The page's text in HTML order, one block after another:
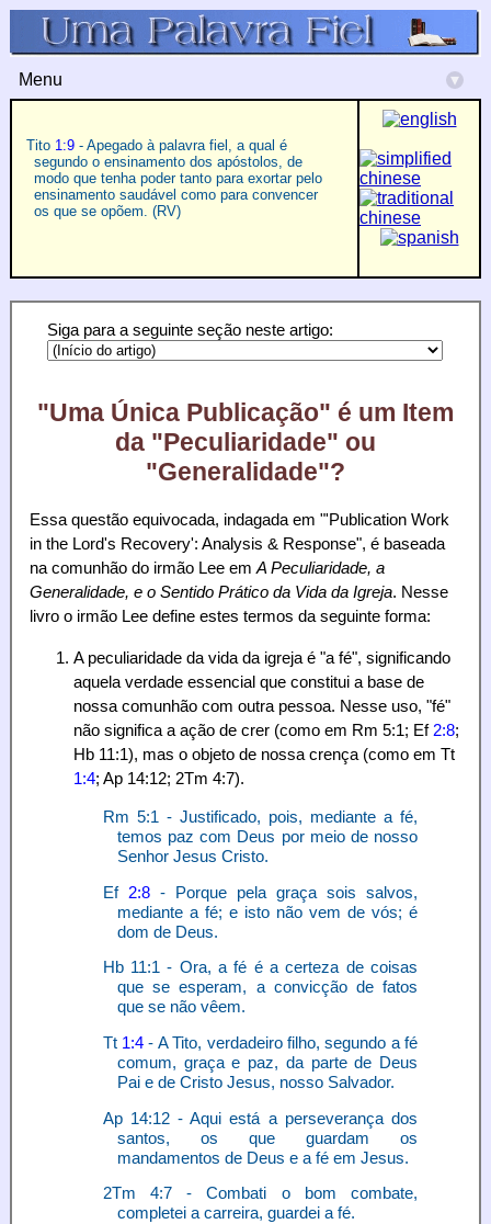
Menu ▾
Tito 1:9 - Apegado à palavra fiel, a qual é
segundo o ensinamento dos apóstolos, de
modo que tenha poder tanto para exortar pelo
ensinamento saudável como para convencer
os que se opõem. (RV)
Siga para a seguinte seção neste artigo:
"Uma Única Publicação" é um Item
da "Peculiaridade" ou
"Generalidade"?
Essa questão equivocada, indagada em "'Publication Work
in the Lord's Recovery': Analysis & Response", é baseada
na comunhão do irmão Lee emA Peculiaridade, a
Generalidade, e o Sentido Prático da Vida da Igreja. Nesse
livro o irmão Lee define estes termos da seguinte forma:
A peculiaridade da vida da igreja é "a fé", significando
aquela verdade essencial que constitui a base de
nossa comunhão com outra pessoa. Nesse uso, "fé"
não significa a ação de crer (como em Rm 5:1; Ef2:8;
Hb 11:1), mas o objeto de nossa crença (como em Tt
1:4; Ap 14:12; 2Tm 4:7).
Rm 5:1 - Justificado, pois, mediante a fé,
temos paz com Deus por meio de nosso
Senhor Jesus Cristo.
Ef 2:8- Porque pela graça sois salvos,
mediante a fé; e isto não vem de vós; é
dom de Deus.
Hb 11:1 - Ora, a fé é a certeza de coisas
que se esperam, a convicção de fatos
que se não vêem.
Tt 1:4 - A Tito, verdadeiro filho, segundo a fé
comum, graça e paz, da parte de Deus
Pai e de Cristo Jesus, nosso Salvador.
Ap 14:12 - Aqui está a perseverança dos
santos, os que guardam os
mandamentos de Deus e a fé em Jesus.
2Tm 4:7 - Combati o bom combate,
completei a carreira, guardei a fé.